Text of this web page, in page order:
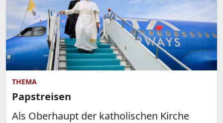
THEMA
Papstreisen
Als Oberhaupt der katholischen Kirche